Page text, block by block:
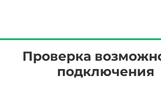
Проверка
подключения